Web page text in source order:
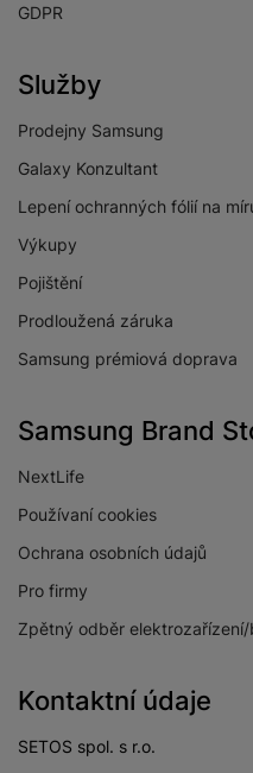
GDPR
Služby
Prodejny Samsung
Galaxy Konzultant
Lepení ochranných fólií na
Výkupy
Pojištění
Prodloužená záruka
Samsung prémiová doprava
Samsung Brand
NextLife
Používaní cookies
Ochrana osobních údajů
Pro firmy
Zpětný odběr
Kontaktní údaje
SETOS spol. s r.o.